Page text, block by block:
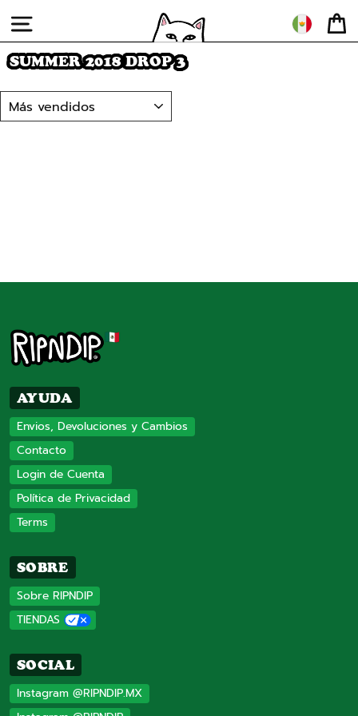
directamente
contenido
NAVEGACIÓN
SUMMER 2018 DROP 3
ORDENAR
AYUDA
Envios, Devoluciones y Cambios
Contacto
Login de Cuenta
Política de Privacidad
Terms
SOBRE
Sobre RIPNDIP
TIENDAS
SOCIAL
Instagram @RIPNDIP.MX